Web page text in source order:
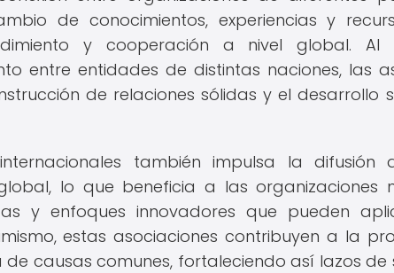
de conocimientos, experiencias y
y cooperación a nivel global. Al
entre entidades de distintas naciones, las
de relaciones sólidas y el desarrollo
también impulsa la difusión
lo que beneficia a las organizaciones
y enfoques innovadores que pueden
estas asociaciones contribuyen a la
causas comunes, fortaleciendo así lazos